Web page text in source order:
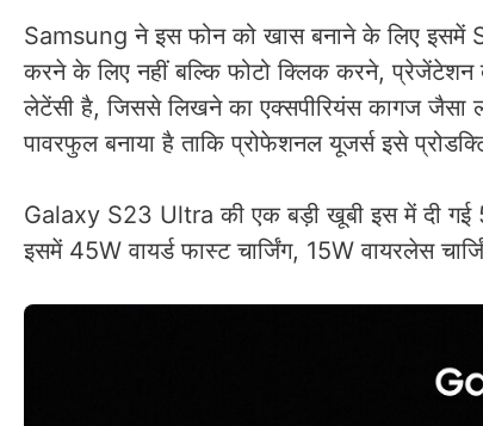
Samsung ने इस फोन को खास बनाने के लिए इसमें
करने के लिए नहीं बल्कि फोटो क्लिक करने,
लेटेंसी है, जिससे लिखने का एक्सपीरियंस कागज
पावरफुल बनाया है ताकि प्रोफेशनल यूजर्स इसे
Galaxy S23 Ultra की एक बड़ी खूबी इस में दी गई
इसमें 45W वायर्ड फास्ट चार्जिंग, 15W वायरलेस